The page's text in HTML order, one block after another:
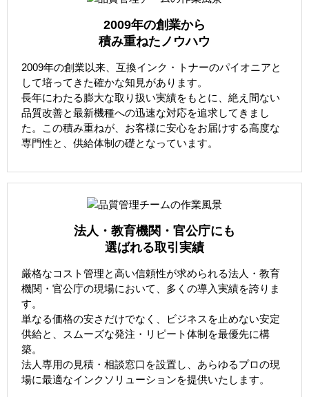
2009年の創業から
積み重ねたノウハウ
2009年の創業以来、互換インク・トナーのパイオニアと
して培ってきた確かな知見があります。
長年にわたる膨大な取り扱い実績をもとに、絶え間ない
品質改善と最新機種への迅速な対応を追求してきまし
た。この積み重ねが、お客様に安心をお届けする高度な
専門性と、供給体制の礎となっています。
法人・教育機関・官公庁にも
選ばれる取引実績
厳格なコスト管理と高い信頼性が求められる法人・教育
機関・官公庁の現場において、多くの導入実績を誇りま
す。
単なる価格の安さだけでなく、ビジネスを止めない安定
供給と、スムーズな発注・リピート体制を最優先に構
築。
法人専用の見積・相談窓口を設置し、あらゆるプロの現
場に最適なインクソリューションを提供いたします。